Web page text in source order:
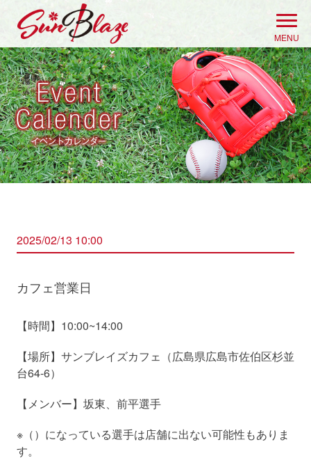
content
MENU
2025/02/13 10:00
カフェ営業日
【時間】10:00~14:00
【場所】サンブレイズカフェ（広島県広島市佐伯区杉並
台64-6）
【メンバー】坂東、前平選手
※（）になっている選手は店舗に出ない可能性もありま
す。